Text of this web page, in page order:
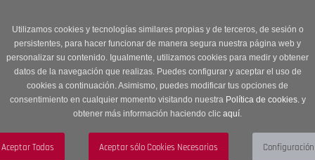
Utilizamos cookies y tecnologías similares propias y de terceros, de sesión o
persistentes, para hacer funcionar de manera segura nuestra página web y
personalizar su contenido. Igualmente, utilizamos cookies para medir y obtener
datos de la navegación que realizas. Puedes configurar y aceptar el uso de
cookies a continuación. Asimismo, puedes modificar tus opciones de
consentimiento en cualquier momento visitando nuestra Política de cookies.y
obtener más información haciendo clic aquí.
descuento en Sección OUTLET con código OUTLET20
navigation
Menú